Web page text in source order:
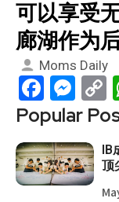
可以享受
廊湖作为
Moms Daily
Popular
顶